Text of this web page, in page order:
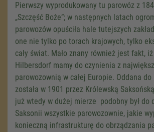
Pierwszy wyprodukowany tu parowóz z
„Szczęść Boże”; w następnych latach
parowozów opuściła hale tutejszych
one nie tylko po torach krajowych, tylko
cały świat. Mało znany również jest fakt,
Hilbersdorf mamy do czynienia z
parowozownią w całej Europie. Oddana
została w 1901 przez Królewską
już wtedy w dużej mierze podobny był do
Saksonii wszystkie parowozownie, jakie
konieczną infrastrukturę do obrządzania